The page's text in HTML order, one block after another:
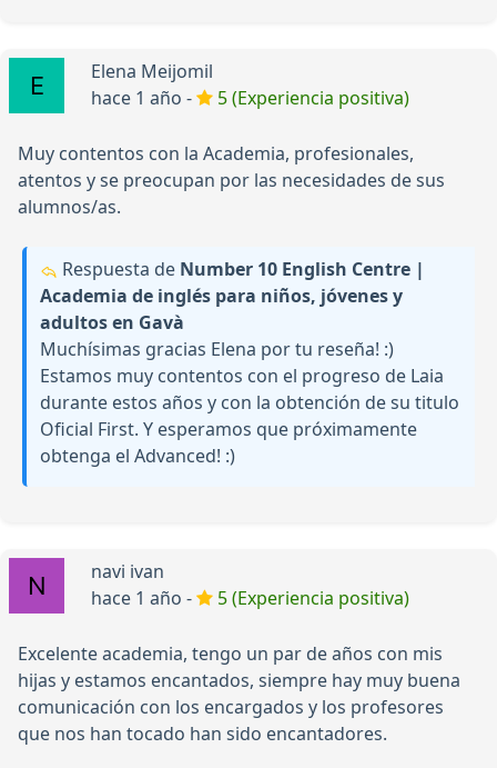
Elena Meijomil
hace 1 año -
5 (Experiencia positiva)
Muy contentos con la Academia, profesionales,
atentos y se preocupan por las necesidades de sus
alumnos/as.
Respuesta de Number 10 English Centre |
Academia de inglés para niños, jóvenes y
adultos en Gavà
Muchísimas gracias Elena por tu reseña! :)
Estamos muy contentos con el progreso de Laia
durante estos años y con la obtención de su titulo
Oficial First. Y esperamos que próximamente
obtenga el Advanced! :)
navi ivan
hace 1 año -
5 (Experiencia positiva)
Excelente academia, tengo un par de años con mis
hijas y estamos encantados, siempre hay muy buena
comunicación con los encargados y los profesores
que nos han tocado han sido encantadores.